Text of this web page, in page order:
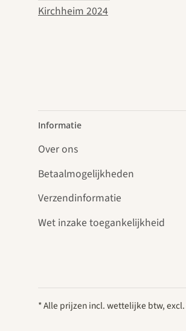
Informatie
Over ons
Betaalmogelijkheden
Verzendinformatie
Wet inzake toegankelijkheid
* Alle prijzen incl. wettelijke btw, excl.